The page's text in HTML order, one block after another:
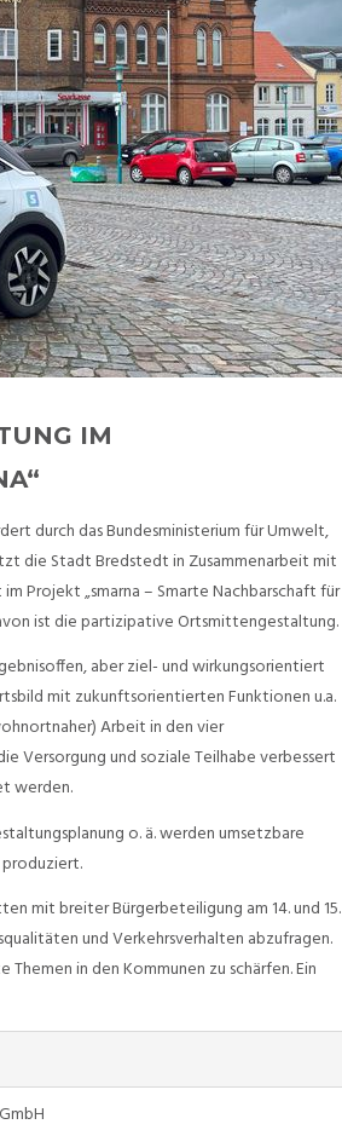
IM
durch das Bundesministerium für Umwelt,
die Stadt Bredstedt in Zusammenarbeit mit
Projekt „smarna – Smarte Nachbarschaft für
ist die partizipative Ortsmittengestaltung.
aber ziel- und wirkungsorientiert
mit zukunftsorientierten Funktionen u.a.
Arbeit in den vier
Versorgung und soziale Teilhabe verbessert
werden.
o. ä. werden umsetzbare
mit breiter Bürgerbeteiligung am 14. und 15.
und Verkehrsverhalten abzufragen.
in den Kommunen zu schärfen. Ein